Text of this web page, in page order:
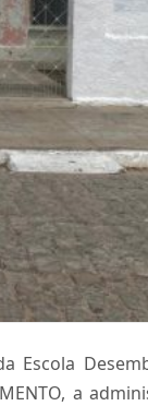
Escola
a